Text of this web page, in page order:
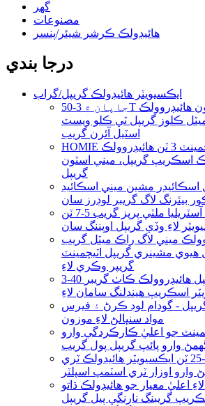
گھر
مصنوعات
هائيڊولڪ ڪرشر شيئر/پنسر
درجا بندي
ايڪسيويٽر هائيڊولڪ گريپل/گراب
جاپان ۾ 3-50T ايڪسيويٽر گريب اسٽون هائيڊروولڪ
ڪلوز گريپل ٽي ڪلو ويسٽ
اسٽيل آئرن گريب
HOMIE ميني ايڪسيويٽر اٽيچمينٽ 3 ٽن هائيڊروولڪ
اسڪريپ گريپل، ميني اسٽون
گريپل
مشين ميني اسڪائيڊ
بيئرنگ لاگ گريبر لوڊرز سان
هومي هيوي ڊيوٽي آسٽريليا ملٽي پرپز گريب 5-7 ٽن
لاءِ وڏي گريپل اوپننگ سان
ميني لاگ راڪ ميٽل گريب
هيوي مشينري گريپل اٽيچمينٽ
گريپر وڪري لاءِ
3-40 ٽن ڊگر لاگ گريپل هائيڊروولڪ ڪاٺ گريبر
اسڪريپ هينڊلنگ سامان لاءِ
- گودام لوڊ ڪرڻ ۽ فيرس
مواد سنڀالڻ لاءِ موزون
جو اعليٰ ڪارڪردگي وارو
وارو پائپ گريپل پول گريب
فارم ۽ لاگنگ لاءِ 18-25 ٽن ايڪسيويٽر هائيڊولڪ ٽري
وارو اوزار ٽري اسٽمپ اسپلٽر
اعليٰ معيار جو هائيڊولڪ ڌاتو
گريبنگ نارنگي پيل گريپل